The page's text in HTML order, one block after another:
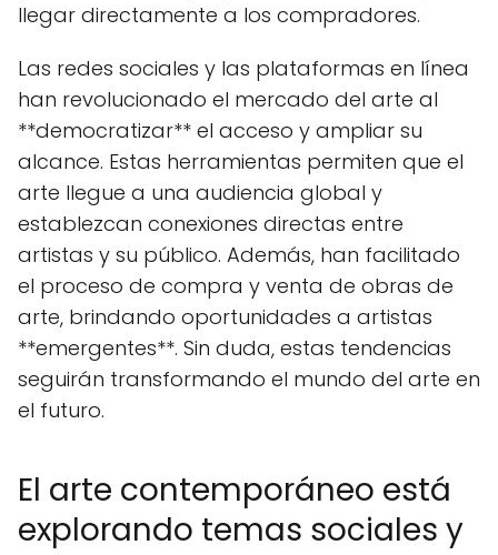
llegar directamente a los compradores.
Las redes sociales y las plataformas en línea
han revolucionado el mercado del arte al
**democratizar** el acceso y ampliar su
alcance. Estas herramientas permiten que el
arte llegue a una audiencia global y
establezcan conexiones directas entre
artistas y su público. Además, han facilitado
el proceso de compra y venta de obras de
arte, brindando oportunidades a artistas
**emergentes**. Sin duda, estas tendencias
seguirán transformando el mundo del arte en
el futuro.
El arte contemporáneo está
explorando temas sociales y